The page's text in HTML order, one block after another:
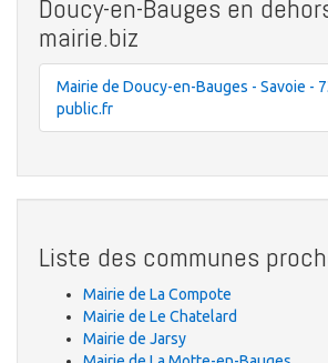
Doucy-en-Bauges en
mairie.biz
Mairie de Doucy-en-Bauges - Savoie -
public.fr
Liste des communes
Mairie de La Compote
Mairie de Le Chatelard
Mairie de Jarsy